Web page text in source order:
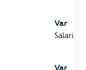
Var
Salariés
Var